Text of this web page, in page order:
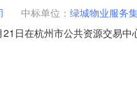
中标单位： 绿城物业服务
日在杭州市公共资源交易
价（元/m2/月）/地下车位